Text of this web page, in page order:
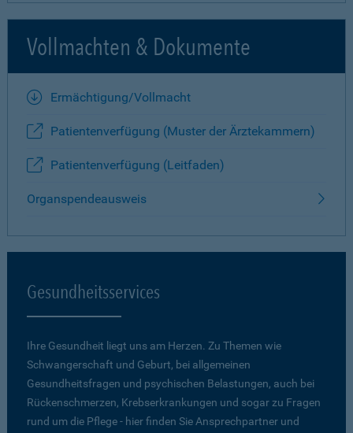
Vollmachten & Dokumente
Ermächtigung/Vollmacht
Patientenverfügung (Muster der Ärztekammern)
Patientenverfügung (Leitfaden)
Organspendeausweis
Gesundheitsservices
Ihre Gesundheit liegt uns am Herzen. Zu Themen wie
Schwangerschaft und Geburt, bei allgemeinen
Gesundheitsfragen und psychischen Belastungen, auch bei
Rückenschmerzen, Krebserkrankungen und sogar zu Fragen
rund um die Pflege - hier finden Sie Ansprechpartner und